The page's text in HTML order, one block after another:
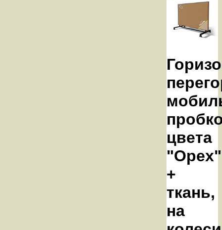
цвета
"Орех"
+
ткань,
на